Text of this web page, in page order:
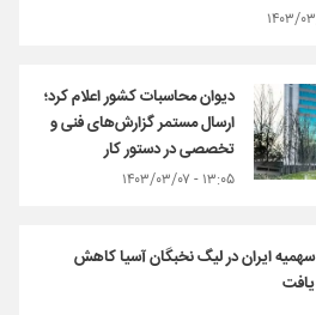
دیوان محاسبات کشور اعلام کرد؛
ارسال مستمر گزارش‌های فنی و
تخصصی در دستور کار
۱۳:۰۵ - ۱۴۰۳/۰۳/۰۷
سهمیه ایران در لیگ نخبگان آسیا کاهش
یافت